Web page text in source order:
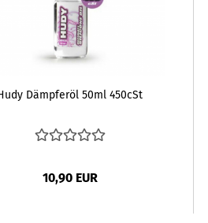
Dämpferöl 50ml 450cSt
10,90 EUR